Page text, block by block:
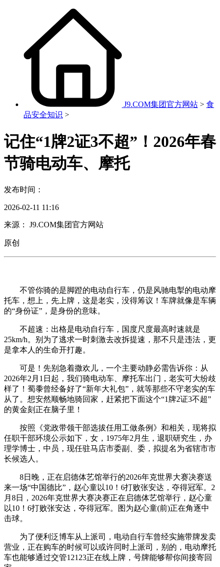
J9.COM集团官方网站 > 食
品安全知识 >
记住“1牌2证3不超”！2026年春
节骑电动车、摩托
发布时间：
2026-02-11 11:16
来源： J9.COM集团官方网站
原创
不管你骑的是脚蹬的电动自行车，仍是风驰电掣的电动摩
托车，想上，先上牌，这是老实，没得筹议！车牌就像是车辆
的“身份证”，是身份的意味。
不超速：出格是电动自行车，国度尺度最高时速就是
25km/h。别为了逃求一时刺激去改拆提速，那不只是违法，更
是拿本人的生命开打趣。
可是！先别急着撒欢儿，一个主要动静必需告诉你：从
2026年2月1日起，我们骑电动车、摩托车出门，老实可大纷歧
样了！蜀黍曾经备好了“新年大礼包”，就等那些不守老实的车
从了。想安然顺畅地骑回家，赶紧把下面这个“1牌2证3不超”
的黄金刻正在脑子里！
按照《党政带领干部选拔任用工做条例》和相关，现将拟
任职干部环境公示如下，女，1975年2月生，退职研究生，办
理学博士，中员，现任驻马店市委副、委，拟提名为省辖市市
长候选人。
8日晚，正在启德体艺馆举行的2026年克世界大赛决赛送
来一场“中国德比”，赵心童以10！6打败张安达，夺得冠军。2
月8日，2026年克世界大赛决赛正在启德体艺馆举行，赵心童
以10！6打败张安达，夺得冠军。图为赵心童(前)正在角逐中
击球。
为了便利泛博车从上派司，电动自行车曾经实施带牌发卖
营业，正在购车的时候可以或许同时上派司，别的，电动摩托
车也能够通过交管12123正在线上牌，号牌能够帮你间接寄回